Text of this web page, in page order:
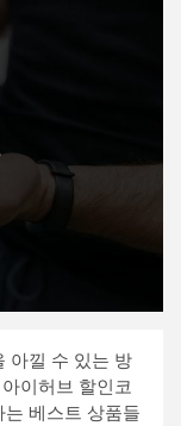
아낄 수 있는 방
이허브 할인코
베스트 상품들